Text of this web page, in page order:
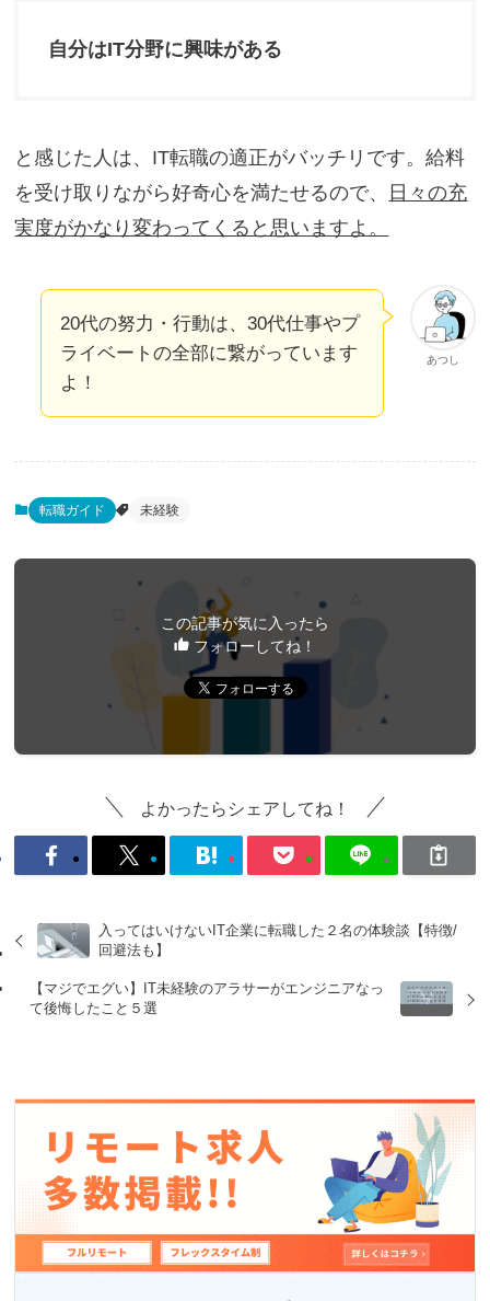
自分はIT分野に興味がある
と感じた人は、IT転職の適正がバッチリです。給料
を受け取りながら好奇心を満たせるので、
日々の充
実度がかなり変わってくると思いますよ。
あつし
20代の努力・行動は、30代仕事やプ
ライベートの全部に繋がっています
よ！
転職ガイド 未経験
この記事が気に入ったら
フォローしてね！
よかったらシェアしてね！
入ってはいけないIT企業に転職した２名の体験談【特徴/
回避法も】
【マジでエグい】IT未経験のアラサーがエンジニアなっ
て後悔したこと５選